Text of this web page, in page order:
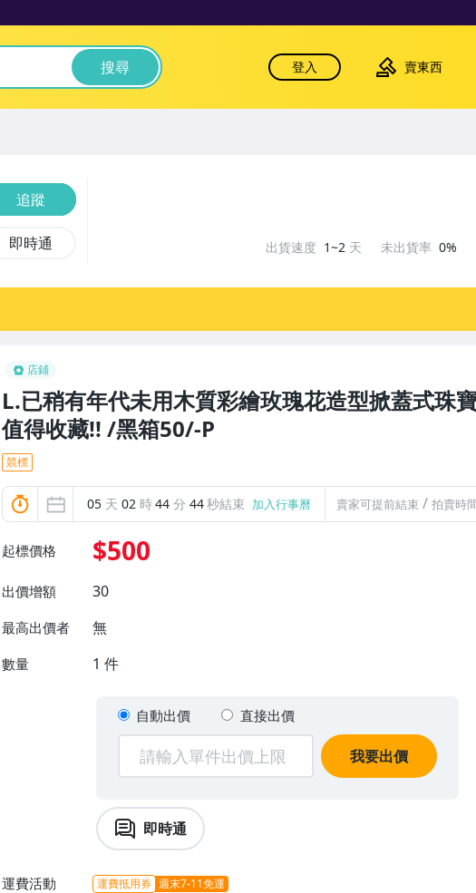
搜尋 登入 賣東西
店鋪
L.已稍有年代未用木質彩繪玫瑰花造型掀蓋式珠
值得收藏!! /黑箱50/-P
競標
05 天 02 時44 分 42秒結束 加入行事曆 賣家可提前結束 / 拍賣時
起標價格 $500
出價增額 30
最高出價者 無
數量 1 件
自動出價 直接出價
我要出價
即時通
運費活動 運費抵用券 週末7-11免運
追蹤
即時通 出貨速度 1~2 天 未出貨率 0%